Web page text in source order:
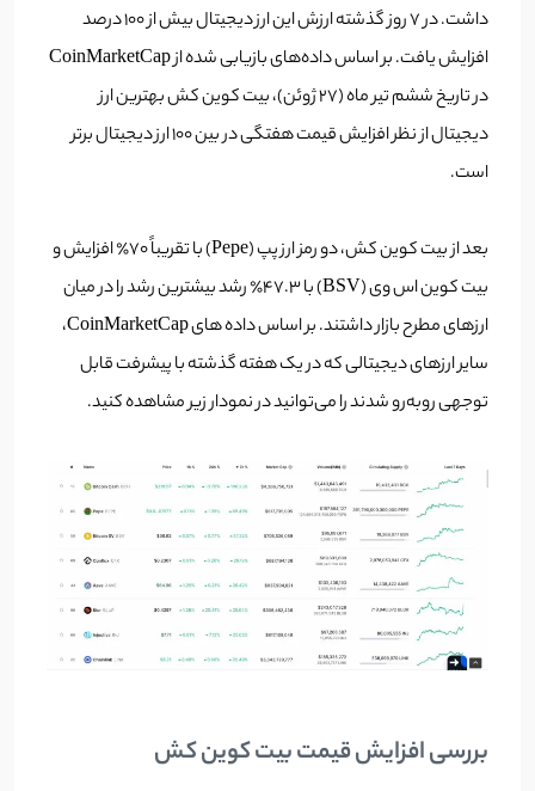
داشت. در 7 روز گذشته ارزش این ارز دیجیتال بیش از 100 درصد
افزایش یافت. بر اساس داده‌های بازیابی شده از CoinMarketCap
در تاریخ ششم تیر ماه (27 ژوئن)، بیت کوین کش بهترین ارز
دیجیتال از نظر افزایش قیمت هفتگی در بین 100 ارز دیجیتال برتر
است.
بعد از بیت کوین کش، دو رمز ارز پپ (Pepe) با تقریباً 70٪ افزایش و
بیت کوین اس وی (BSV) با 47.3٪ رشد بیشترین رشد را در میان
ارزهای مطرح بازار داشتند. بر اساس داده های CoinMarketCap،
سایر ارزهای دیجیتالی که در یک هفته گذشته با پیشرفت قابل
توجهی روبه‌رو شدند را می‌توانید در نمودار زیر مشاهده کنید.
بررسی افزایش قیمت بیت کوین کش